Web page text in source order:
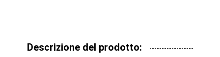
Descrizione del prodotto: